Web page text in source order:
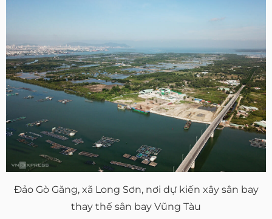
Đảo Gò Găng, xã Long Sơn, nơi dự kiến xây sân bay
thay thế sân bay Vũng Tàu